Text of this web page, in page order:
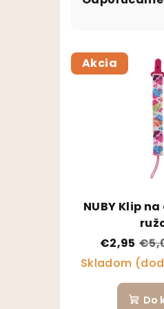
Výpis
Akcia
NUBY Klip
€2,95
Skladom
Do